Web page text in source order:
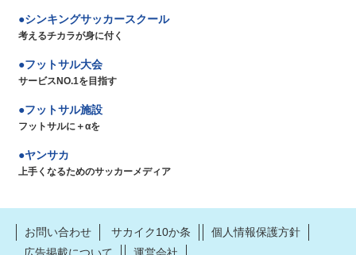
シンキングサッカースクール
考えるチカラが身に付く
フットサル大会
サービスNO.1を目指す
フットサル施設
フットサルに＋αを
ヤンサカ
上手くなるためのサッカーメディア
お問い合わせ サカイク10か条
個人情報保護方針